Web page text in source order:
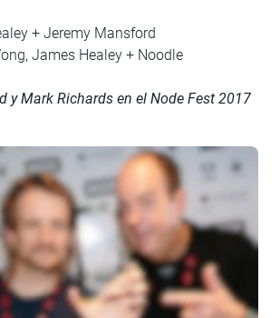
+ Jeremy Mansford
James Healey + Noodle
y Mark Richards en el Node Fest 2017